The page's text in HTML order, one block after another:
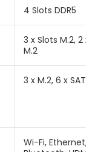
4 Slots DDR5
3 x Slots M.2, 2 x
M.2
3 x M.2, 6 x SATA
Wi-Fi, Ethernet,